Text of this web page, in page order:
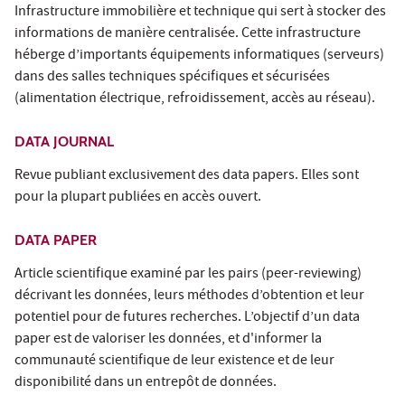
Infrastructure immobilière et technique qui sert à stocker des
informations de manière centralisée. Cette infrastructure
héberge d’importants équipements informatiques (serveurs)
dans des salles techniques spécifiques et sécurisées
(alimentation électrique, refroidissement, accès au réseau).
DATA JOURNAL
Revue publiant exclusivement des data papers. Elles sont
pour la plupart publiées en accès ouvert.
DATA PAPER
Article scientifique examiné par les pairs (peer-reviewing)
décrivant les données, leurs méthodes d’obtention et leur
potentiel pour de futures recherches. L’objectif d’un data
paper est de valoriser les données, et d'informer la
communauté scientifique de leur existence et de leur
disponibilité dans un entrepôt de données.